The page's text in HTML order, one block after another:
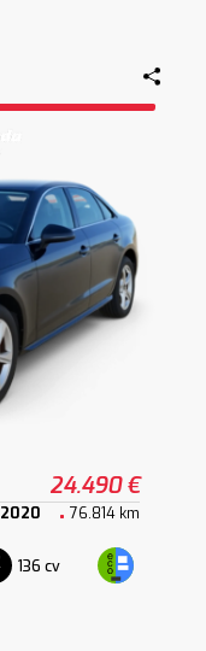
24.490 €
2020 76.814 km
136 cv